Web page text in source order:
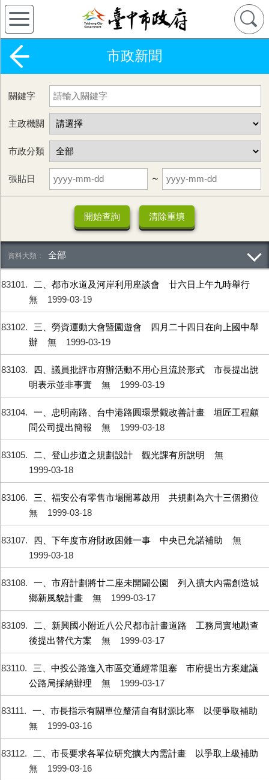
市政新聞
關鍵字
主政機關
市政分類
張貼日 ~
全部
83101
二、都市水道及河岸利用座談會 廿六日上午九時舉行
無
1999-03-19
83102
三、勞資運動大會暨園遊會 四月二十四日在向上國中舉
辦
無 1999-03-19
83103
四、議員批評市府辦活動不用心且流於形式 市長提出說
明表示並非事實
無 1999-03-19
83104
一、忠明南路、台中港路圓環景觀改善計畫 垣匠工程顧
問公司提出簡報
無 1999-03-18
83105 二、登山步道之規劃設計 觀光課有所說明
無
1999-03-18
83106
三、福安公有零售市場開幕啟用 共規劃為六十三個攤位
無
1999-03-18
83107 四、下年度市府財政困難一事 中央已允諾補助
無
1999-03-18
83108
一、市府計劃將廿二座未開闢公園 列入擴大內需創造城
鄉新風貌計畫
無 1999-03-17
83109
二、新興國小附近八公尺都市計畫道路 工務局實地勘查
後提出替代方案
無 1999-03-17
83110
三、中投公路進入市區交通經常阻塞 市府提出方案建議
公路局採納辦理
無 1999-03-17
83111
一、市長指示有關單位釐清自有財源比率 以便爭取補助
無
1999-03-16
83112
二、市長要求各單位研究擴大內需計畫 以爭取上級補助
無
1999-03-16